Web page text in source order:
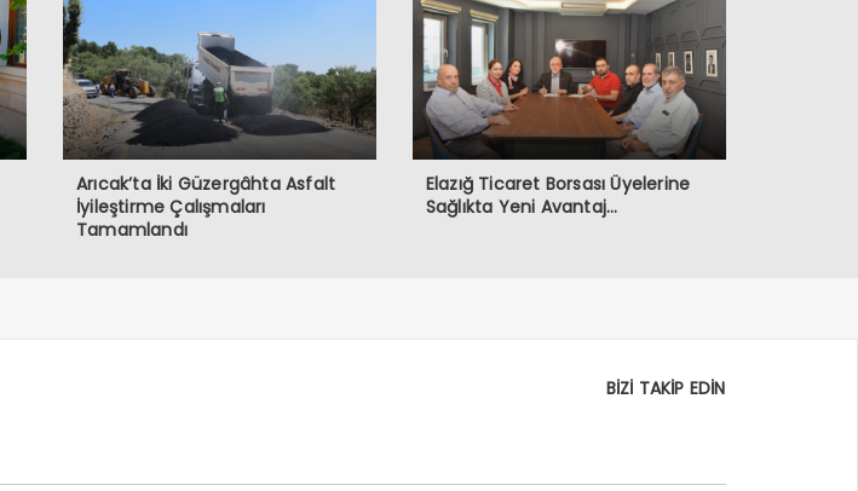
Arıcak’ta İki Güzergâhta Asfalt
İyileştirme Çalışmaları
Tamamlandı
Elazığ Ticaret Borsası Üyelerine
Sağlıkta Yeni Avantaj…
BİZİ TAKİP EDİN